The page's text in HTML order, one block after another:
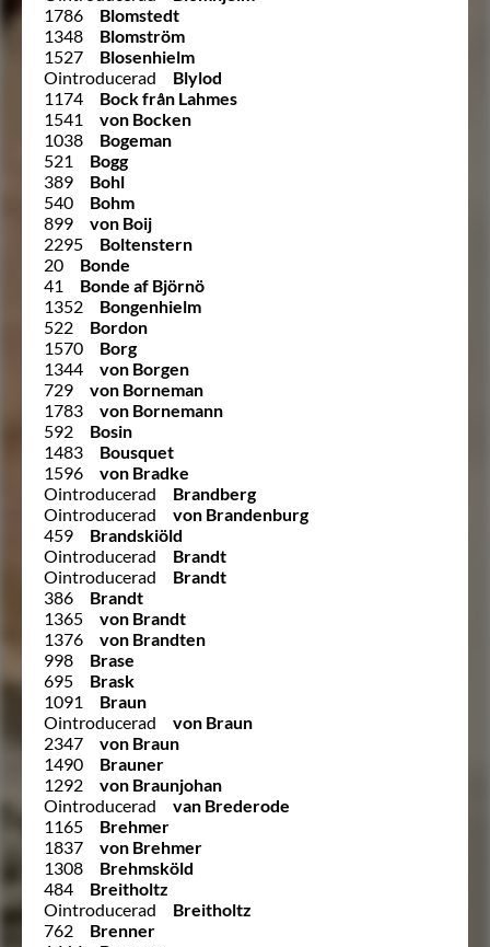
1786
Blomstedt
1348
Blomström
1527
Blosenhielm
Ointroducerad
Blylod
1174
Bock från Lahmes
1541
von Bocken
1038
Bogeman
521
Bogg
389
Bohl
540
Bohm
899
von Boij
2295
Boltenstern
20
Bonde
41
Bonde af Björnö
1352
Bongenhielm
522
Bordon
1570
Borg
1344
von Borgen
729
von Borneman
1783
von Bornemann
592
Bosin
1483
Bousquet
1596
von Bradke
Ointroducerad
Brandberg
Ointroducerad
von Brandenburg
459
Brandskiöld
Ointroducerad
Brandt
Ointroducerad
Brandt
386
Brandt
1365
von Brandt
1376
von Brandten
998
Brase
695
Brask
1091
Braun
Ointroducerad
von Braun
2347
von Braun
1490
Brauner
1292
von Braunjohan
Ointroducerad
van Brederode
1165
Brehmer
1837
von Brehmer
1308
Brehmsköld
484
Breitholtz
Ointroducerad
Breitholtz
762
Brenner